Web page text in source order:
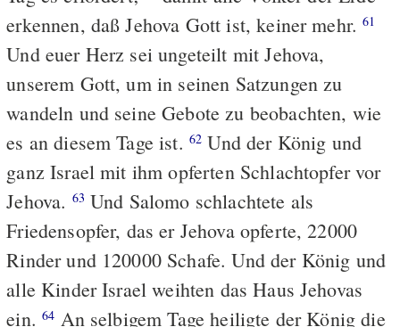
erkennen, daß Jehova Gott ist, keiner mehr.61
Und euer Herz sei ungeteilt mit Jehova,
unserem Gott, um in seinen Satzungen zu
wandeln und seine Gebote zu beobachten, wie
es an diesem Tage ist. 62 Und der König und
ganz Israel mit ihm opferten Schlachtopfer vor
Jehova. 63 Und Salomo schlachtete als
Friedensopfer, das er Jehova opferte, 22000
Rinder und 120000 Schafe. Und der König und
alle Kinder Israel weihten das Haus Jehovas
ein.64 An selbigem Tage heiligte der König die